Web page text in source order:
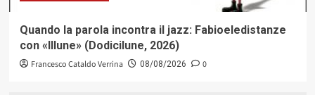
Quando la parola incontra il jazz: Fabioeledistanze
con «Illune» (Dodicilune, 2026)
Francesco Cataldo Verrina 08/08/2026 0